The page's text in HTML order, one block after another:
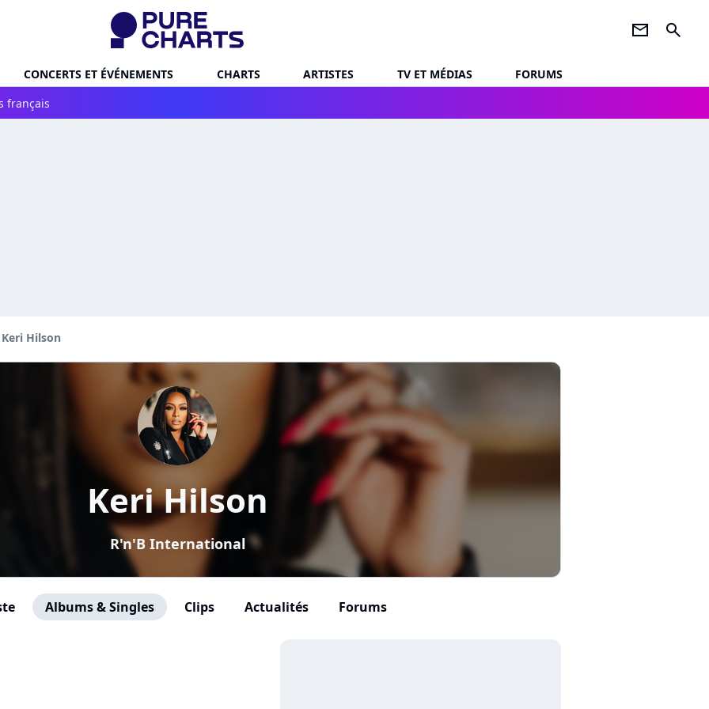
newsletter search
CONCERTS ET ÉVÉNEMENTS CHARTS ARTISTES TV ET MÉDIAS
FORUMS
français
Keri Hilson
Keri Hilson
R'n'B International
Albums & Singles Clips Actualités Forums